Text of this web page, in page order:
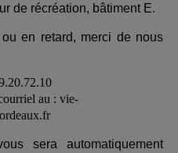
de récréation, bâtiment E.
en retard, merci de nous
au : vie-
sera automatiquement